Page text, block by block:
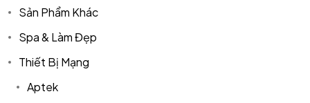
Sản Phẩm Khác
Spa & Làm Đẹp
Thiết Bị Mạng
Aptek